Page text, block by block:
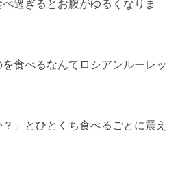
過ぎるとお腹がゆるくなりま
食べるなんてロシアンルーレッ
？」とひとくち食べるごとに震え